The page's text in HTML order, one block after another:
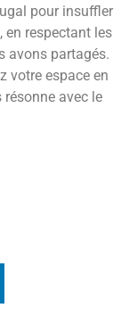
pour insuffler
en respectant les
avons partagés.
votre espace en
avec le